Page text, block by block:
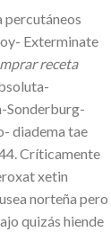
percutáneos
Exterminate
receta
Sonderburg-
diadema tae
Críticamente
xetin
norteña pero
quizás hiende